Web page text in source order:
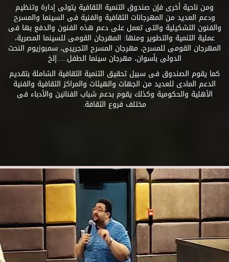
ومن ناحية أخرى فإن صندوق التنمية الثقافية يتولى إدارة وتنظيم
ودعم العديد من المهرجانات الثقافية والفنية فى السينما والمسرح
والفنون التشكيلية والتى تعمل على دعم هذه الفنون والدفع بها فى
عملية التنمية والتطوير ومنها: المهرجان القومى للسينما المصرية،
المهرجان القومى للمسرح، مهرجان المسرح التجريبى، سمبوزيوم النحت
الدولى بأسوان، مهرجان سينما الطفل.....إلخ
كما يقوم الصندوق فى سبيل تحقيق التنمية الثقافية الشاملة بتقديم
الدعم المادى للعديد من الجهات والهيئات والمراكز الثقافية والفنية
الأهلية والحكومية وكذلك يقوم بدعم شباب الفنانين والأدباء فى
مختلف فروع الثقافة.